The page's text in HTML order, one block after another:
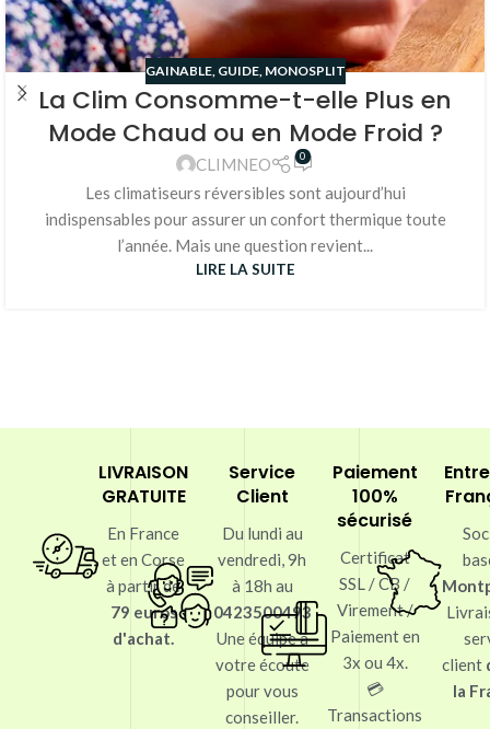
GAINABLE, GUIDE, MONOSPLIT
La Clim Consomme-t-elle Plus en
Mode Chaud ou en Mode Froid ?
CLIMNEO 0
Les climatiseurs réversibles sont aujourd’hui
indispensables pour assurer un confort thermique toute
l’année. Mais une question revient...
LIRE LA SUITE
LIVRAISON
GRATUITE
En France
et en Corse
à partir de
79 euros
d'achat.
Service
Client
Du lundi au
vendredi, 9h
à 18h au
0423500493
Une équipe à
votre écoute
pour vous
conseiller.
Paiement
100%
sécurisé
Certificat
SSL / CB /
Virement /
Paiement en
3x ou 4x.
💳
Transactions
client
la